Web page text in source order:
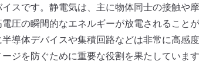
スです。静電気は、主に物体同士の接触や
圧の瞬間的なエネルギーが放電されること
導体デバイスや集積回路などは非常に高感
ジを防ぐために重要な役割を果たしています